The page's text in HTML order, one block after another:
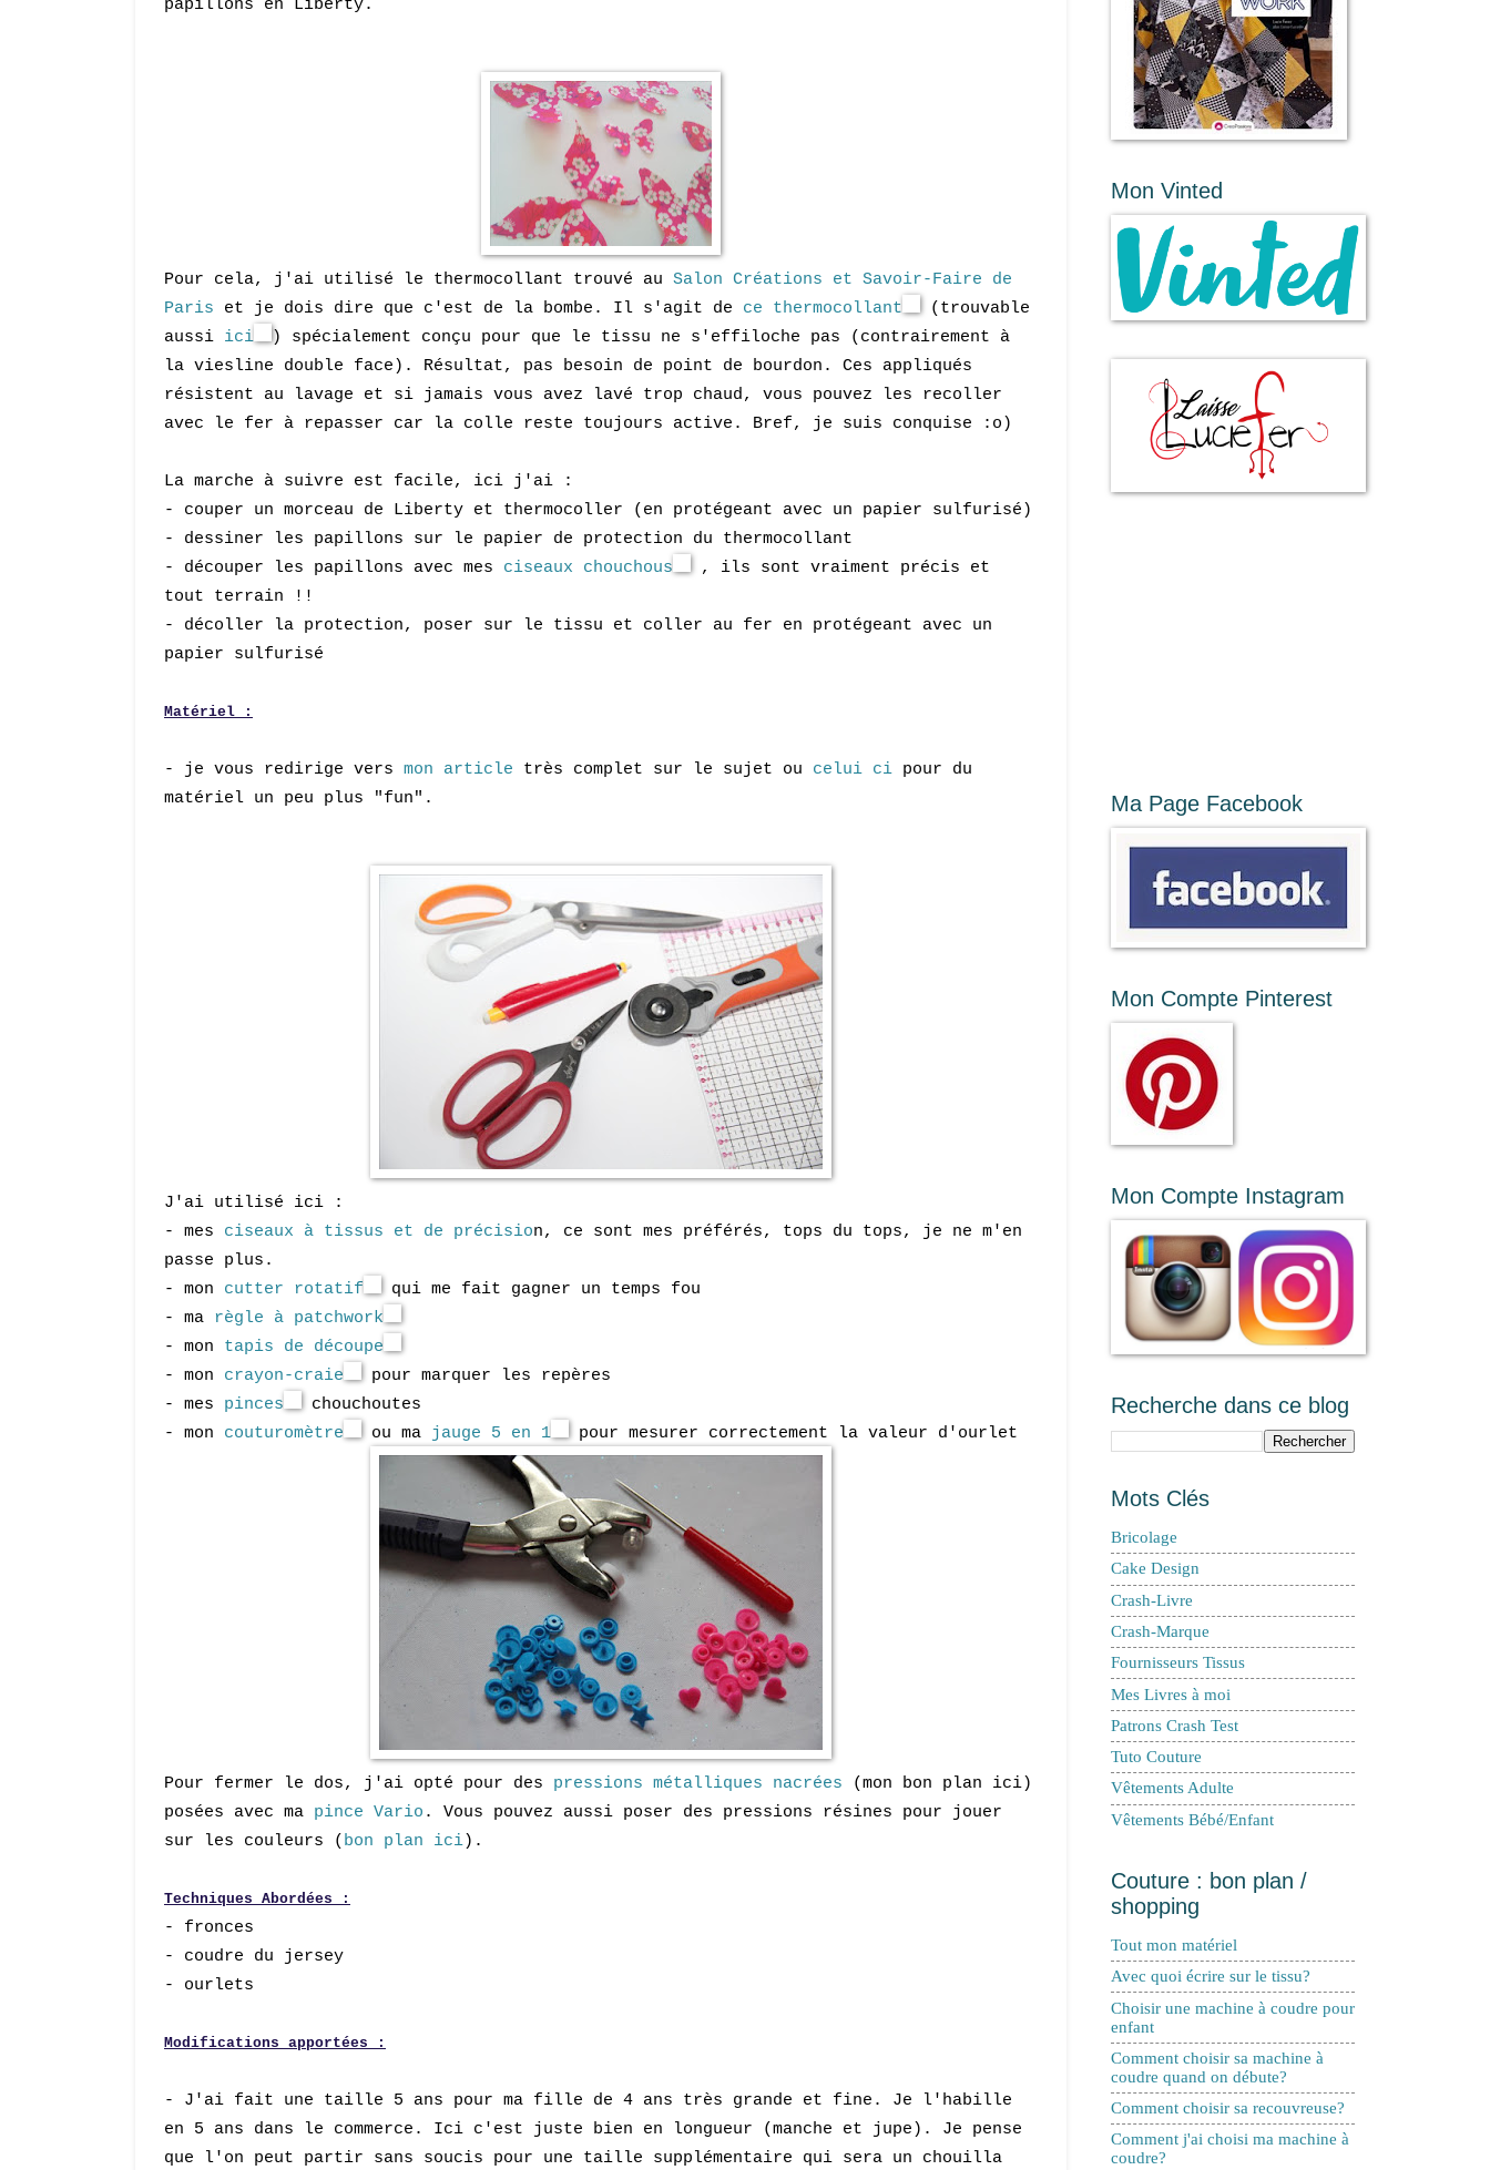
papillons en Liberty.
Pour cela, j'ai utilisé le thermocollant trouvé au Salon Créations et Savoir-Faire de
Paris et je dois dire que c'est de la bombe. Il s'agit de ce thermocollant
(trouvable
aussi ici
) spécialement conçu pour que le tissu ne s'effiloche pas (contrairement à
la viesline double face). Résultat, pas besoin de point de bourdon. Ces appliqués
résistent au lavage et si jamais vous avez lavé trop chaud, vous pouvez les recoller
avec le fer à repasser car la colle reste toujours active. Bref, je suis conquise :o)
La marche à suivre est facile, ici j'ai :
- couper un morceau de Liberty et thermocoller (en protégeant avec un papier sulfurisé)
- dessiner
les papillons sur le papier de protection du thermocollant
- découper
les papillons avec mes ciseaux chouchous
, ils sont vraiment précis et
tout terrain !!
- décoller la protection, poser sur le tissu et coller au fer en protégeant avec un
papier sulfurisé
Matériel :
- je vous redirige vers mon article très complet sur le sujet ou celui ci pour du
matériel un peu plus "fun".
J'ai utilisé ici :
- mes ciseaux à tissus et de précision, ce sont mes préférés, tops du tops, je ne m'en
passe plus.
- mon cutter rotatif
qui me fait gagner un temps fou
- ma règle à patchwork
- mon tapis de découpe
- mon crayon-craie
pour marquer les repères
- mes pinces
chouchoutes
- mon couturomètre ou ma jauge 5 en 1 pour mesurer correctement la valeur d'ourlet
Pour fermer le dos, j'ai opté pour des pressions métalliques nacrées (mon bon plan ici)
posées avec ma pince Vario . Vous pouvez aussi poser des pressions résines pour jouer
sur les couleurs (bon plan ici).
Techniques Abordées :
- fronces
- coudre du jersey
- ourlets
Modifications apportées :
- J'ai fait une taille 5 ans pour ma fille de 4 ans très grande et fine. Je l'habille
en 5 ans dans le commerce. Ici c'est juste bien en longueur (manche et jupe) . Je pense
que l'on peut partir sans soucis pour une taille supplémentaire qui sera un chouilla
Mon Vinted
Ma Page Facebook
Mon Compte Pinterest
Mon Compte Instagram
Recherche dans ce blog
Mots Clés
Bricolage
Cake Design
Crash-Livre
Crash-Marque
Fournisseurs Tissus
Mes Livres à moi
Patrons Crash Test
Tuto Couture
Vêtements Adulte
Vêtements Bébé/Enfant
Couture : bon plan /
shopping
Tout mon matériel
Avec quoi écrire sur le tissu?
Choisir une machine à coudre pour
enfant
Comment choisir sa machine à
coudre quand on débute?
Comment choisir sa recouvreuse?
Comment j'ai choisi ma machine à
coudre?